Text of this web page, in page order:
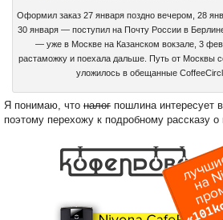
Оформил заказ 27 января поздно вечером, 28
30 января — поступил на Почту России в
— уже в Москве на Казанском вокзале, 3
растаможку и поехала дальше. Путь от Москвы
уложилось в обещанные
Я понимаю, что налог пошлина интересует
поэтому перехожу к подробному рассказу о